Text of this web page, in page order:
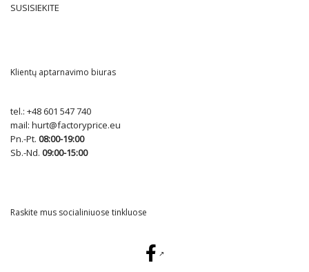
SUSISIEKITE
Klientų aptarnavimo biuras
tel.: +48 601 547 740
mail: hurt@factoryprice.eu
Pn.-Pt. 08:00-19:00
Sb.-Nd. 09:00-15:00
Raskite mus socialiniuose tinkluose